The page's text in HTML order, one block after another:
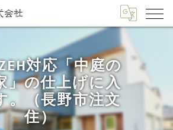
対応「中庭の
」の仕上げに入
。（長野市注文
住）